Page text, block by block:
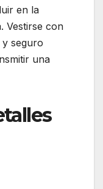
en la
Vestirse con
y seguro
una